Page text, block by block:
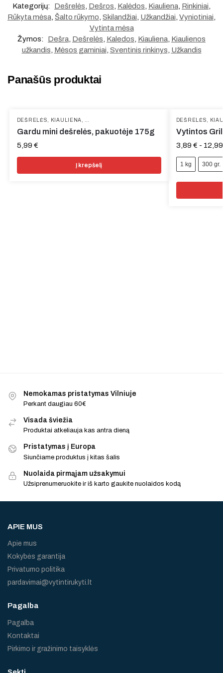
Kategorijų: Dešrelės Dešros Kalėdos Kiauliena Rinkiniai
Rūkyta mėsa Šalto rūkymo Skilandžiai Užkandžiai Vyniotiniai
Vytinta mėsa
Žymos:
Dešra Dešrelės Kaledos Kiauliena Kiaulienos
užkandis Mėsos gaminiai Sventinis rinkinys Užkandis
Panašūs produktai
DEŠRELĖS KIAULIENA
Gardu mini dešrelės, pakuotėje 175g
5,99 €
Į krepšelį
DEŠRELĖS
Vytintos
3,89 € -
1 kg 300 gr.
Nemokamas pristatymas Vilniuje
Perkant daugiau 60€
Visada šviežia
Produktai atkeliauja kas antra dieną
Pristatymas į Europa
Siunčiame produktus į kitas šalis
Nuolaida pirmąjam užsakymui
Užsiprenumeruokite ir iš karto gaukite nuolaidos kodą
APIE MUS
Apie mus
Kokybės garantija
Privatumo politika
pardavimai@vytintirukyti.lt
Pagalba
Pagalba
Kontaktai
Pirkimo ir gražinimo taisyklės